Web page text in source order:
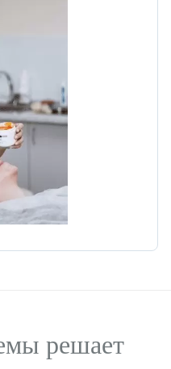
желез
решает